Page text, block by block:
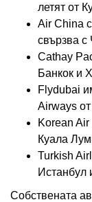
летят от
Air China
свързва с
Cathay
Банкок и
Flydubai
Airways
Korean
Куала
Turkish
Собствената